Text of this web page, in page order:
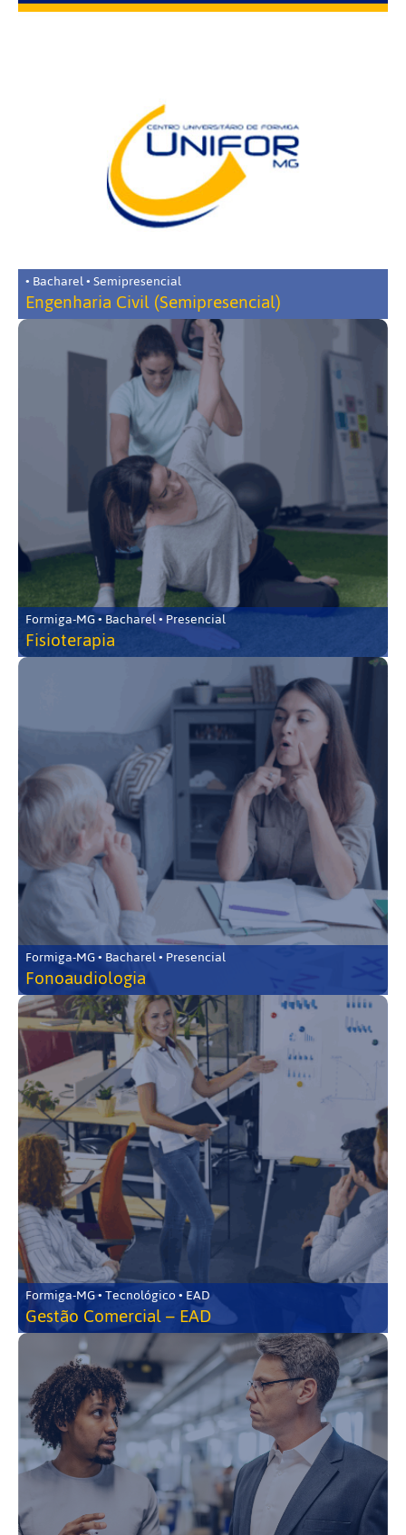
• Bacharel • Semipresencial
Engenharia Civil (Semipresencial)
Formiga-MG • Bacharel • Presencial
Fisioterapia
Formiga-MG • Bacharel • Presencial
Fonoaudiologia
Formiga-MG • Tecnológico • EAD
Gestão Comercial – EAD